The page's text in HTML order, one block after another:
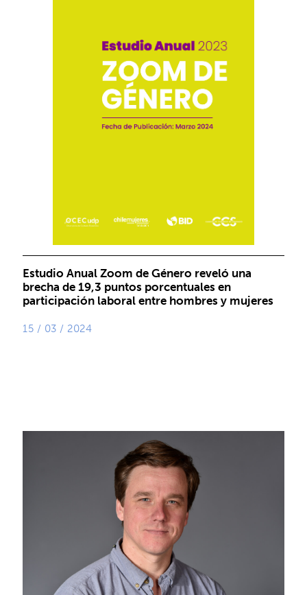
Estudio Anual Zoom de Género reveló una
brecha de 19,3 puntos porcentuales en
participación laboral entre hombres y mujeres
15 / 03 / 2024